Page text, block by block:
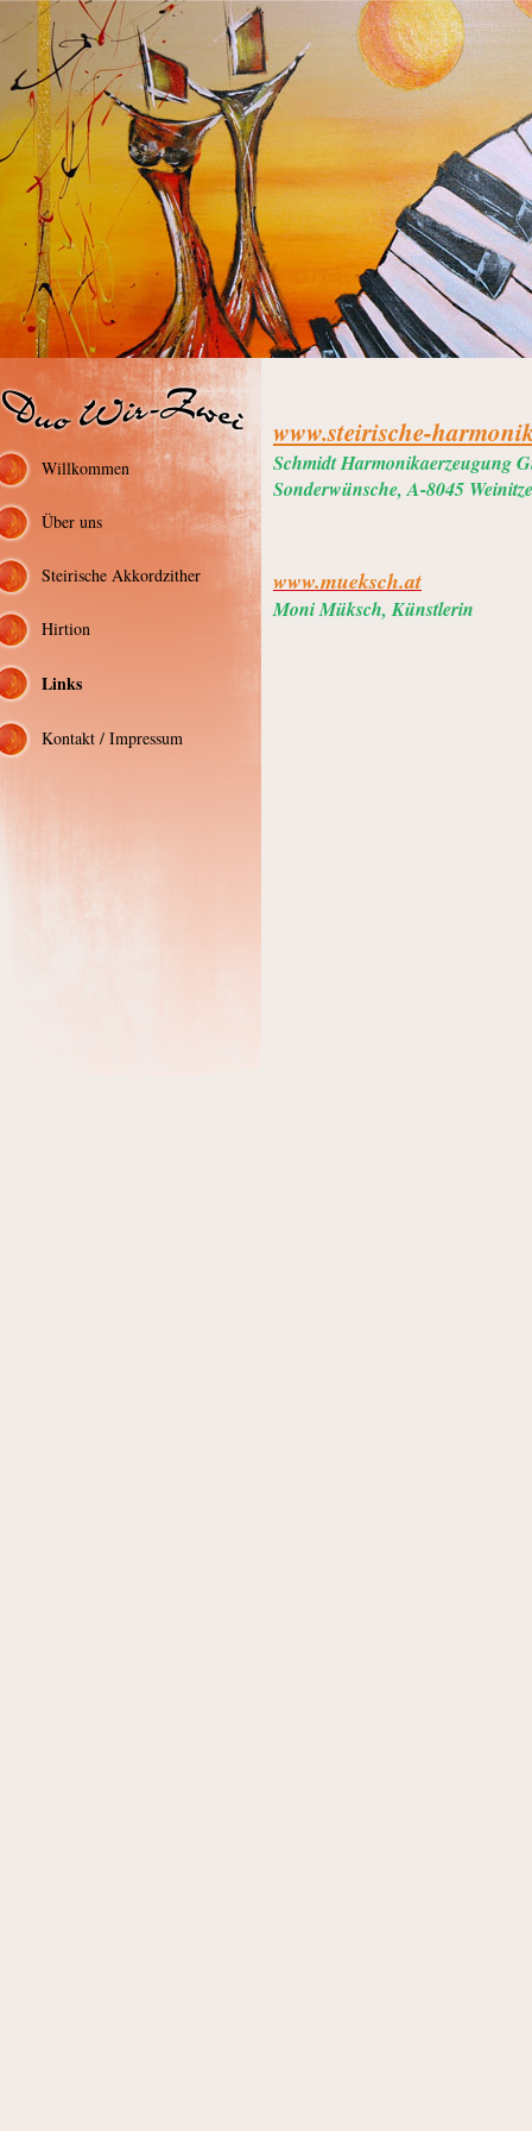
Willkommen
Über uns
Steirische Akkordzither
Hirtion
Links
Kontakt / Impressum
www.steirische-
Schmidt Harmonikaerzeugung
Sonderwünsche, A-8045
www.mueksch.at
Moni Müksch, Künstlerin